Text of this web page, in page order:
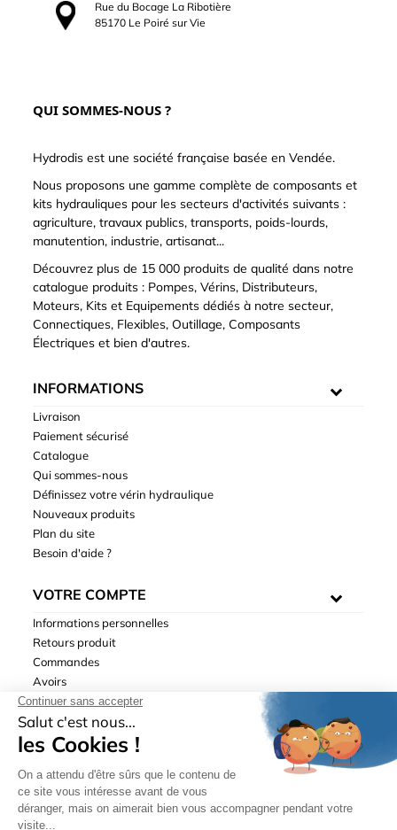
Rue du Bocage La Ribotière
85170 Le Poiré sur Vie
QUI SOMMES-NOUS ?
Hydrodis est une société française basée en Vendée.
Nous proposons une gamme complète de composants et
kits hydrauliques pour les secteurs d'activités suivants :
agriculture, travaux publics, transports, poids-lourds,
manutention, industrie, artisanat...
Découvrez plus de 15 000 produits de qualité dans notre
catalogue produits : Pompes, Vérins, Distributeurs,
Moteurs, Kits et Equipements dédiés à notre secteur,
Connectiques, Flexibles, Outillage, Composants
Électriques et bien d'autres.
INFORMATIONS
Livraison
Paiement sécurisé
Catalogue
Qui sommes-nous
Définissez votre vérin hydraulique
Nouveaux produits
Plan du site
Besoin d'aide ?
VOTRE COMPTE
Informations personnelles
Retours produit
Commandes
Avoirs
Adresses
Bons de réduction